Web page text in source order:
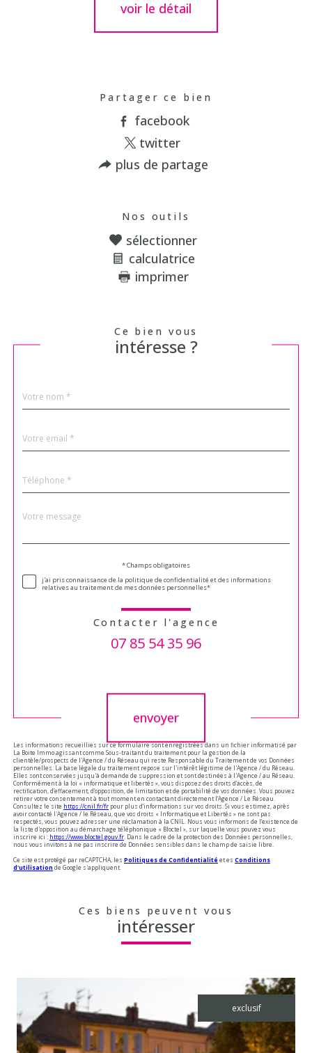
voir le détail
Partager ce bien
facebook
twitter
plus de partage
Nos outils
sélectionner
calculatrice
imprimer
Ce bien vous
intéresse ?
par
*
*
*
Fieldset
Message
*
* Champs obligatoires
j'ai pris connaissance de la politique de confidentialité et des informations
relatives au traitement de mes données personnelles*
Contacter l'agence
07 85 54 35 96
envoyer
Les informations recueillies sur ce formulaire sont enregistrées dans un fichier informatisé par
La Boite Immo agissant comme Sous-traitant du traitement pour la gestion de la
clientèle/prospects de l'Agence / du Réseau qui reste Responsable du Traitement de vos Données
personnelles. La base légale du traitement repose sur l'intérêt légitime de l'Agence / du Réseau.
Elles sont conservées jusqu'à demande de suppression et sont destinées à l'Agence / au Réseau.
Conformément à la loi « informatique et libertés », vous disposez des droits d’accès, de
rectification, d’effacement, d’opposition, de limitation et de portabilité de vos données. Vous pouvez
retirer votre consentement à tout moment en contactant directement l’Agence / Le Réseau.
Consultez le site https://cnil.fr/fr pour plus d’informations sur vos droits. Si vous estimez, après
avoir contacté l'Agence / le Réseau, que vos droits « Informatique et Libertés » ne sont pas
respectés, vous pouvez adresser une réclamation à la CNIL. Nous vous informons de l’existence de
la liste d'opposition au démarchage téléphonique « Bloctel », sur laquelle vous pouvez vous
inscrire ici : https://www.bloctel.gouv.fr . Dans le cadre de la protection des Données personnelles,
nous vous invitons à ne pas inscrire de Données sensibles dans le champ de saisie libre.
Ce site est protégé par reCAPTCHA, les Politiques de Confidentialité et es Conditions
d'utilisation de Google s'appliquent.
Ces biens peuvent vous
intéresser
exclusif